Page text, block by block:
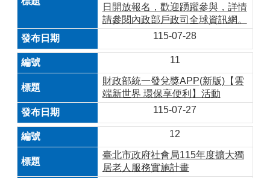
日開放報名，歡迎踴躍參與，詳情
請參閱內政部戶政司全球資訊網。
115-07-28
11
財政部統一發兌獎APP(新版)【雲
端新世界 環保享便利】活動
115-07-27
12
臺北市政府社會局115年度擴大獨
居老人服務實施計畫